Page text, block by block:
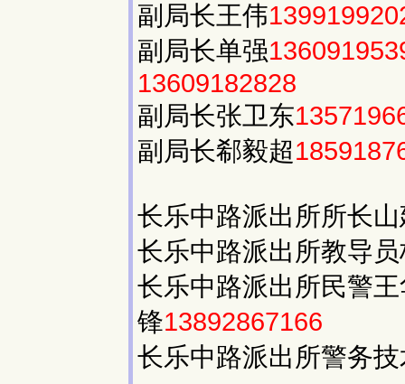
副局长王伟
副局长单强
13609182828
副局长张卫东
副局长郗毅超
长乐中路派出所所长
长乐中路派出所教导
长乐中路派出所民警
锋13892867166
长乐中路派出所警务